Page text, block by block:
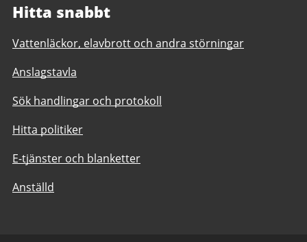
Hitta snabbt
Vattenläckor, elavbrott och andra störningar
Anslagstavla
Sök handlingar och protokoll
Hitta politiker
E-tjänster och blanketter
Anställd